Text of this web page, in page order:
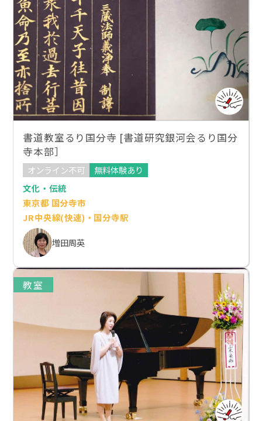
書道教室るり国分寺 [書道研究銀河会るり国分
寺本部］
オンライン不可
無料体験あり
文化・伝統
東京都 国分寺市
JR中央線(快速)・国分寺駅
増田周英
教室